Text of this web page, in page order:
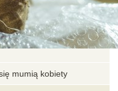
mumią kobiety